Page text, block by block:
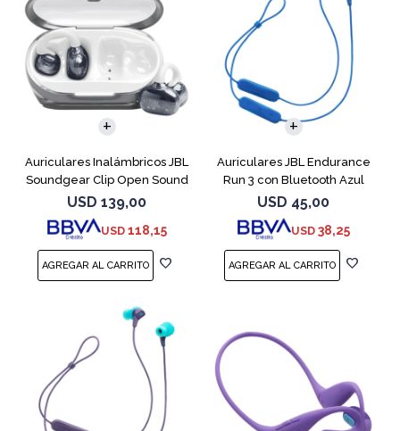
Auriculares Inalámbricos JBL
Soundgear Clip Open Sound
Blanc
USD 139,00
USD 118,15
Auriculares JBL Endurance
Run 3 con Bluetooth Azul
USD 45,00
USD 38,25